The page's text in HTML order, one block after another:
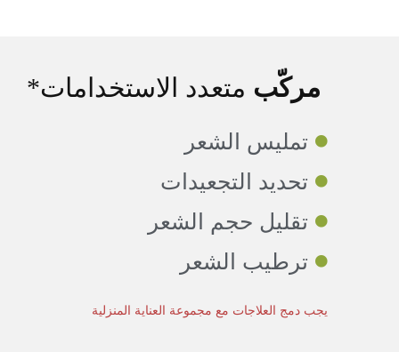
مركّب متعدد الاستخدامات*
تمليس الشعر
تحديد التجعيدات
تقليل حجم الشعر
ترطيب الشعر
يجب دمج العلاجات مع مجموعة العناية المنزلية